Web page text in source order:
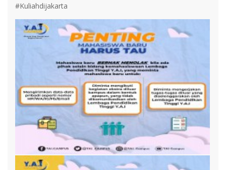
#Kuliahdijakarta